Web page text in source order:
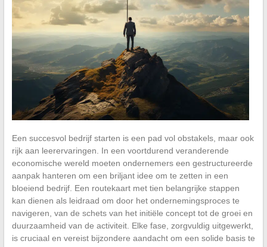
Een succesvol bedrijf starten is een pad vol obstakels, maar ook
rijk aan leerervaringen. In een voortdurend veranderende
economische wereld moeten ondernemers een gestructureerde
aanpak hanteren om een briljant idee om te zetten in een
bloeiend bedrijf. Een routekaart met tien belangrijke stappen
kan dienen als leidraad om door het ondernemingsproces te
navigeren, van de schets van het initiële concept tot de groei en
duurzaamheid van de activiteit. Elke fase, zorgvuldig uitgewerkt,
is cruciaal en vereist bijzondere aandacht om een solide basis te